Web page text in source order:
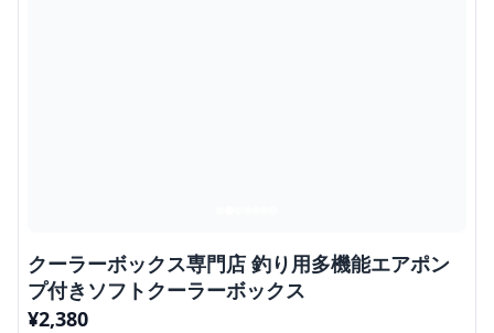
クーラーボックス専門店 釣り用多機能エアポン
プ付きソフトクーラーボックス
¥2,380